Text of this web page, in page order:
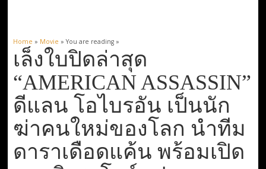
Home » Movie » You are reading »
เล็งใบปิดล่าสุด
“AMERICAN ASSASSIN”
ดีแลน โอไบรอัน เป็นนัก
ฆ่าคนใหม่ของโลก นำทีม
ดาราเดือดแค้น พร้อมเปิด